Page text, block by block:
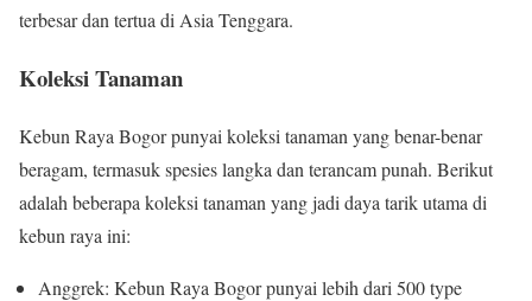
terbesar dan tertua di Asia Tenggara.
Koleksi Tanaman
Kebun Raya Bogor punyai koleksi tanaman yang benar-benar
beragam, termasuk spesies langka dan terancam punah. Berikut
adalah beberapa koleksi tanaman yang jadi daya tarik utama di
kebun raya ini:
Anggrek: Kebun Raya Bogor punyai lebih dari 500 type